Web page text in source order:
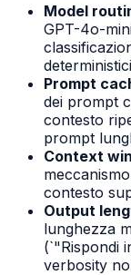
Model
GPT-4o-
deterministici
Prompt
dei prompt
contesto
prompt
Context
contesto
Output
lunghezza
(`"Rispondi
verbosity